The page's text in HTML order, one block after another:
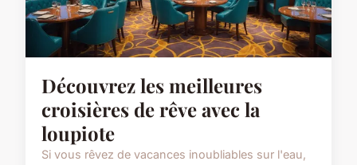
Découvrez les meilleures
croisières de rêve avec la
loupiote
Si vous rêvez de vacances inoubliables sur l'eau,